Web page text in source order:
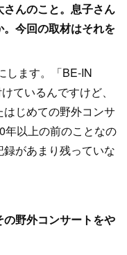
んのこと。息子さん
今回の取材はそれを
します。「BE-IN
ているんですけど、
じめての野外コンサ
年以上の前のことなの
があまり残っていな
野外コンサートをや